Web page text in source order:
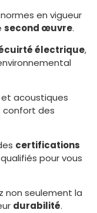
en vigueur
second œuvre.
électrique,
et acoustiques
confort des
certifications
pour vous
non seulement la
durabilité.